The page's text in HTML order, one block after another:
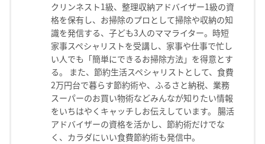
クリンネスト1級、整理収納アドバイザー1級の資
格を保有し、お掃除のプロとして掃除や収納の知
識を発信する、子ども3人のママライター。時短
家事スペシャリストを受講し、家事や仕事で忙し
い人でも「簡単にできるお掃除方法」を得意とす
る。 また、節約生活スペシャリストとして、食費
2万円台で暮らす節約術や、ふるさと納税、業務
スーパーのお買い物術などみんなが知りたい情報
をいちはやくキャッチしお伝えしています。 腸活
アドバイザーの資格を活かし、節約術だけでな
く、カラダにいい食費節約術も発信中。